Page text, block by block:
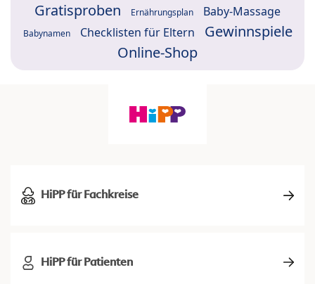
Gratisproben Ernährungsplan Baby-Massage
Babynamen Checklisten für Eltern
Gewinnspiele
Online-Shop
HiPP für Fachkreise
HiPP für Patienten